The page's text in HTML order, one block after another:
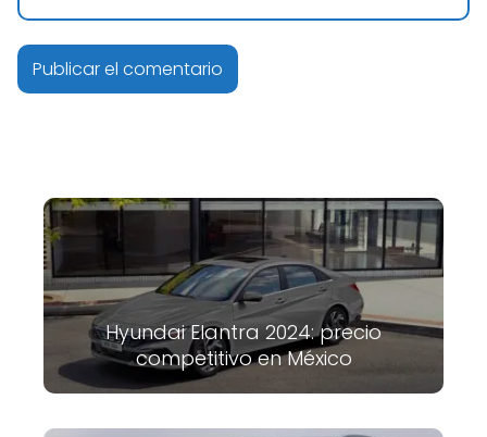
Hyundai Elantra 2024: precio
competitivo en México